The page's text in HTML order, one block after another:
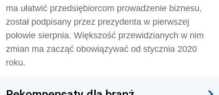
ma ułatwić przedsiębiorcom prowadzenie biznesu,
został podpisany przez prezydenta w pierwszej
połowie sierpnia. Większość przewidzianych w nim
zmian ma zacząć obowiązywać od stycznia 2020
roku.